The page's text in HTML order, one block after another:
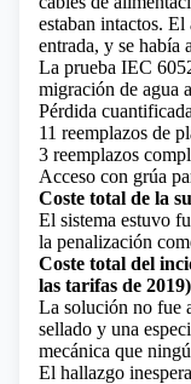
estaban intactos.
entrada, y se había
La prueba IEC
migración de agua
Pérdida cuantificada
11 reemplazos de
3 reemplazos
Acceso con grúa
Coste total de la
El sistema estuvo
la penalización
Coste total del
las tarifas de
La solución no fue
sellado y una
mecánica que
El hallazgo